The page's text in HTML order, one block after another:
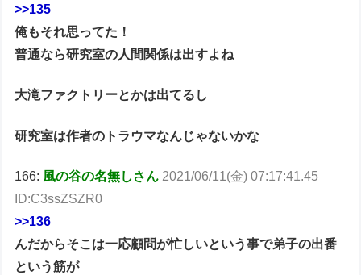
>>135
俺もそれ思ってた！
普通なら研究室の人間関係は出すよね
大滝ファクトリーとかは出てるし
研究室は作者のトラウマなんじゃないかな
166: 風の谷の名無しさん 2021/06/11(金) 07:17:41.45
ID:C3ssZSZR0
>>136
んだからそこは一応顧問が忙しいという事で弟子の出番
という筋が